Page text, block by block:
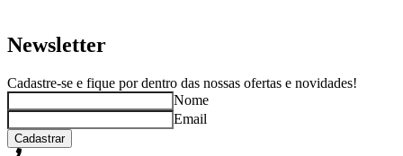
Newsletter
Cadastre-se e fique por dentro das nossas ofertas e novidades!
Nome
Email
Cadastrar